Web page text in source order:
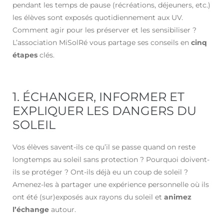
pendant les temps de pause (récréations, déjeuners, etc.)
les élèves sont exposés quotidiennement aux UV.
Comment agir pour les préserver et les sensibiliser ?
L’association MiSolRé vous partage ses conseils en cinq
étapes clés.
1. ÉCHANGER, INFORMER ET
EXPLIQUER LES DANGERS DU
SOLEIL
Vos élèves savent-ils ce qu’il se passe quand on reste
longtemps au soleil sans protection ? Pourquoi doivent-
ils se protéger ? Ont-ils déjà eu un coup de soleil ?
Amenez-les à partager une expérience personnelle où ils
ont été (sur)exposés aux rayons du soleil et animez
l’échange autour.